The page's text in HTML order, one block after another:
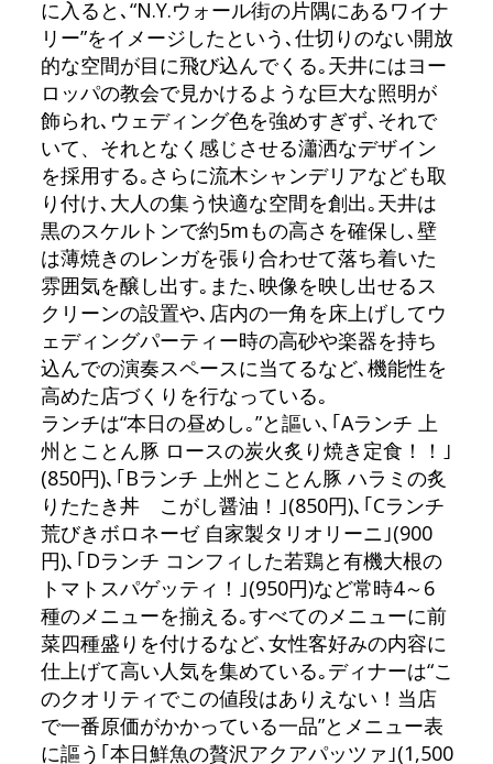
に入ると､“N.Y.ウォール街の片隅にあるワイナ
リー”をイメージしたという､仕切りのない開放
的な空間が目に飛び込んでくる｡天井にはヨー
ロッパの教会で見かけるような巨大な照明が
飾られ､ウェディング色を強めすぎず､それで
いて、それとなく感じさせる瀟洒なデザイン
を採用する｡さらに流木シャンデリアなども取
り付け､大人の集う快適な空間を創出｡天井は
黒のスケルトンで約5mもの高さを確保し､壁
は薄焼きのレンガを張り合わせて落ち着いた
雰囲気を醸し出す｡また､映像を映し出せるス
クリーンの設置や､店内の一角を床上げしてウ
ェディングパーティー時の高砂や楽器を持ち
込んでの演奏スペースに当てるなど､機能性を
高めた店づくりを行なっている｡
ランチは“本日の昼めし｡”と謳い､｢Aランチ 上
州とことん豚 ロースの炭火炙り焼き定食！！｣
(850円)､｢Bランチ 上州とことん豚 ハラミの炙
りたたき丼 こがし醤油！｣(850円)､｢Cランチ
荒びきボロネーゼ 自家製タリオリーニ｣(900
円)､｢Dランチ コンフィした若鶏と有機大根の
トマトスパゲッティ！｣(950円)など常時4～6
種のメニューを揃える｡すべてのメニューに前
菜四種盛りを付けるなど､女性客好みの内容に
仕上げて高い人気を集めている｡ディナーは“こ
のクオリティでこの値段はありえない！当店
で一番原価がかかっている一品”とメニュー表
に謳う｢本日鮮魚の贅沢アクアパッツァ｣(1,500